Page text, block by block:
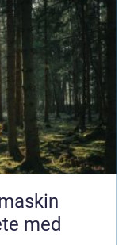
med